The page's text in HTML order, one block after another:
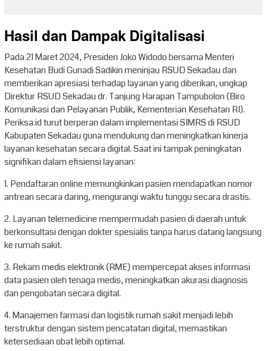
Hasil dan Dampak Digitalisasi
Pada 21 Maret 2024, Presiden Joko Widodo bersama Menteri
Kesehatan Budi Gunadi Sadikin meninjau RSUD Sekadau dan
memberikan apresiasi terhadap layanan yang diberikan, ungkap
Direktur RSUD Sekadau dr. Tanjung Harapan Tampubolon (Biro
Komunikasi dan Pelayanan Publik, Kementerian Kesehatan RI).
Periksa.id turut berperan dalam implementasi SIMRS di RSUD
Kabupaten Sekadau guna mendukung dan meningkatkan kinerja
layanan kesehatan secara digital. Saat ini tampak peningkatan
signifikan dalam efisiensi layanan:
1. Pendaftaran online memungkinkan pasien mendapatkan nomor
antrean secara daring, mengurangi waktu tunggu secara drastis.
2. Layanan telemedicine mempermudah pasien di daerah untuk
berkonsultasi dengan dokter spesialis tanpa harus datang langsung
ke rumah sakit.
3. Rekam medis elektronik (RME) mempercepat akses informasi
data pasien oleh tenaga medis, meningkatkan akurasi diagnosis
dan pengobatan secara digital.
4. Manajemen farmasi dan logistik rumah sakit menjadi lebih
terstruktur dengan sistem pencatatan digital, memastikan
ketersediaan obat lebih optimal.